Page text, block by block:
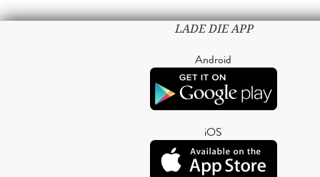
LADE DIE APP
Android
iOS